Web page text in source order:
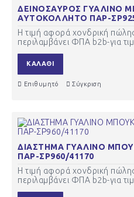
ΔΕΙΝΟΣΑΥΡΟΣ ΓΥΑΛΙΝΟ
ΑΥΤΟΚΟΛΛΗΤΟ ΠΑΡ-
Η τιμή αφορά χονδρική
περιλαμβάνει ΦΠΑ b2b-για
ΚΑΛΆΘΙ
Επιθυμητό Σύγκριση
ΔΙΑΣΤΗΜΑ ΓΥΑΛΙΝΟ
ΠΑΡ-ΣΡ960/41170
Η τιμή αφορά χονδρική
περιλαμβάνει ΦΠΑ b2b-για